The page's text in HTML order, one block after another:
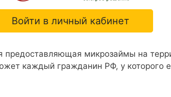
Войти в личный кабинет
микрозаймы на
каждый гражданин РФ, у которого